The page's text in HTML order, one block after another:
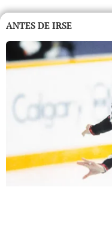
ANTES DE IRSE